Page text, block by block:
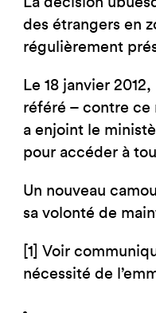
des étrangers en
régulièrement
Le 18 janvier
référé – contre ce
a enjoint le
pour accéder à
Un nouveau
sa volonté de
[1] Voir
nécessité de